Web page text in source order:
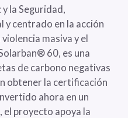
la Seguridad,
y centrado en la acción
masiva y el
60, es una
de carbono negativas
obtener la certificación
ahora en un
proyecto apoya la